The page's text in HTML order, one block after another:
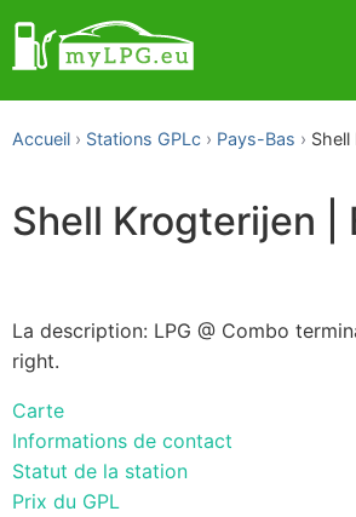
Accueil Stations GPLc Pays-Bas Shell
Shell Krogterijen |
La description: LPG @ Combo
right.
Carte
Informations de contact
Statut de la station
Prix du GPL